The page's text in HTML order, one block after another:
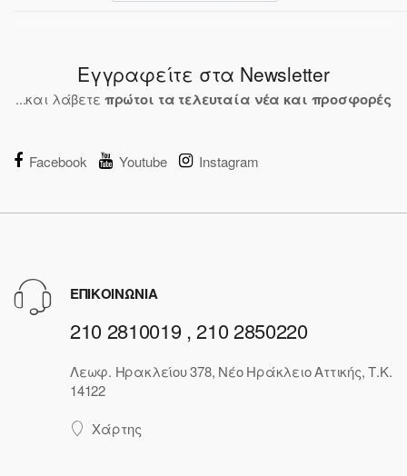
Εγγραφείτε στα Newsletter
...και λάβετε πρώτοι τα τελευταία νέα και προσφορές
Facebook Youtube Instagram
ΕΠΙΚΟΙΝΩΝΙΑ
210 2810019 , 210 2850220
Λεωφ. Ηρακλείου 378, Νέο Ηράκλειο Αττικής, Τ.Κ.
14122
Χάρτης